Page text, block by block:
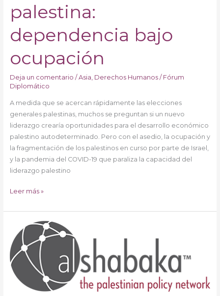
palestina:
dependencia bajo
ocupación
Deja un comentario / Asia, Derechos Humanos/ Fórum
Diplomático
A medida que se acercan rápidamente las elecciones
generales palestinas, muchos se preguntan si un nuevo
liderazgo crearía oportunidades para el desarrollo económico
palestino autodeterminado. Pero con el asedio, la ocupación y
la fragmentación de los palestinos en curso por parte de Israel,
y la pandemia del COVID-19 que paraliza la capacidad del
liderazgo palestino
Leer más »
socialismo
y
la
lucha
por